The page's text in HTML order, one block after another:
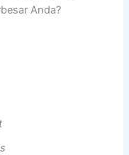
Anda?